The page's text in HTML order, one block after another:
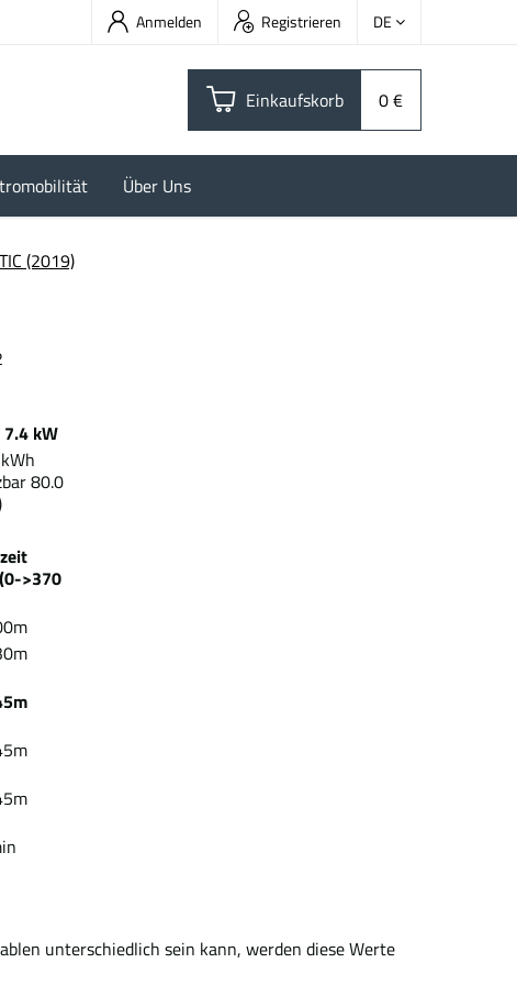
Anmelden Registrieren DE
Einkaufskorb 0 €
Über Uns
(2019)
7.4 kW
kWh
80.0
>370
unterschiedlich sein kann, werden diese Werte